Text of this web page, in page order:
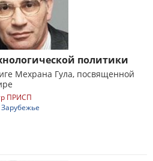
политики
Мехрана Гула, посвященной
ПРИСП
Зарубежье